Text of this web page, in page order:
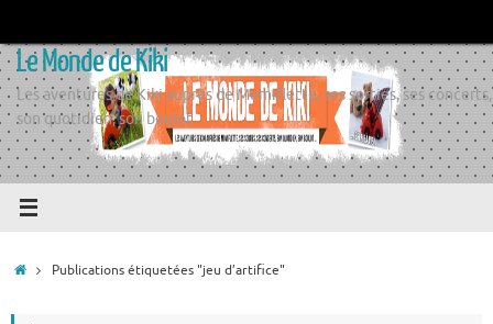
contenu
Le Monde de Kiki
Les aventures de Kiki auprès de Momiflette, ses sorties, ses concerts,
son quotidien, son boulot
AccueilPublications étiquetées "jeu d’artifice"